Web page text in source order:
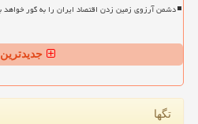
دشمن آرزوی زمین زدن اقتصاد ایران را به گور خواهد
تگها